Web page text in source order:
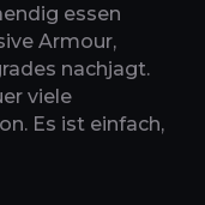
essen
Armour,
nachjagt.
viele
Es ist einfach,